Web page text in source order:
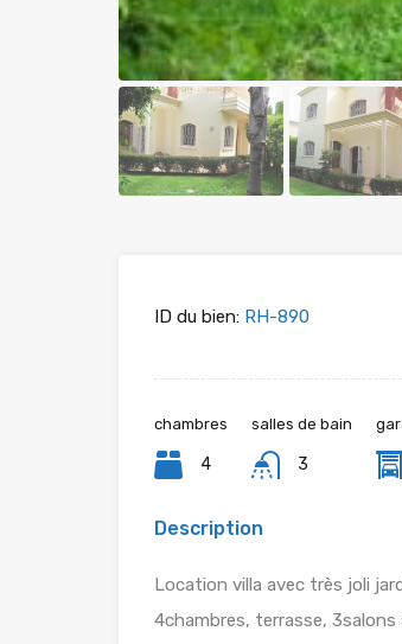
ID du bien: RH-890
chambres
4
salles de bain
3
Description
Location villa avec très joli
4chambres, terrasse, 3salons